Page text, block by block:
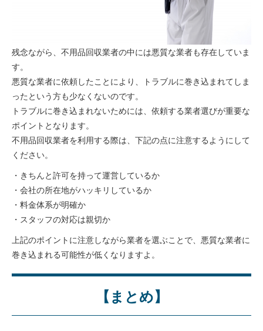
残念ながら、不用品回収業者の中には悪質な業者も存在していま
す。
悪質な業者に依頼したことにより、トラブルに巻き込まれてしま
ったという方も少なくないのです。
トラブルに巻き込まれないためには、依頼する業者選びが重要な
ポイントとなります。
不用品回収業者を利用する際は、下記の点に注意するようにして
ください。
・きちんと許可を持って運営しているか
・会社の所在地がハッキリしているか
・料金体系が明確か
・スタッフの対応は親切か
上記のポイントに注意しながら業者を選ぶことで、悪質な業者に
巻き込まれる可能性が低くなりますよ。
【まとめ】